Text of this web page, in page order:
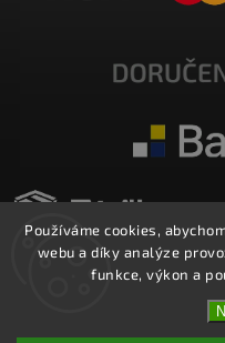
Používáme cookies,
webu a díky analýze
funkce, výkon a
E-SHOP